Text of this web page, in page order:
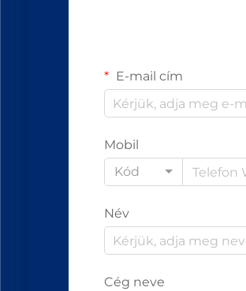
E-mail cím
Mobil
Kód
Név
Cég neve